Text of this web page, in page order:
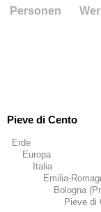
Pieve di Cento
Erde
Europa
Italia
Emilia-
Bologna
Pieve di
Personen